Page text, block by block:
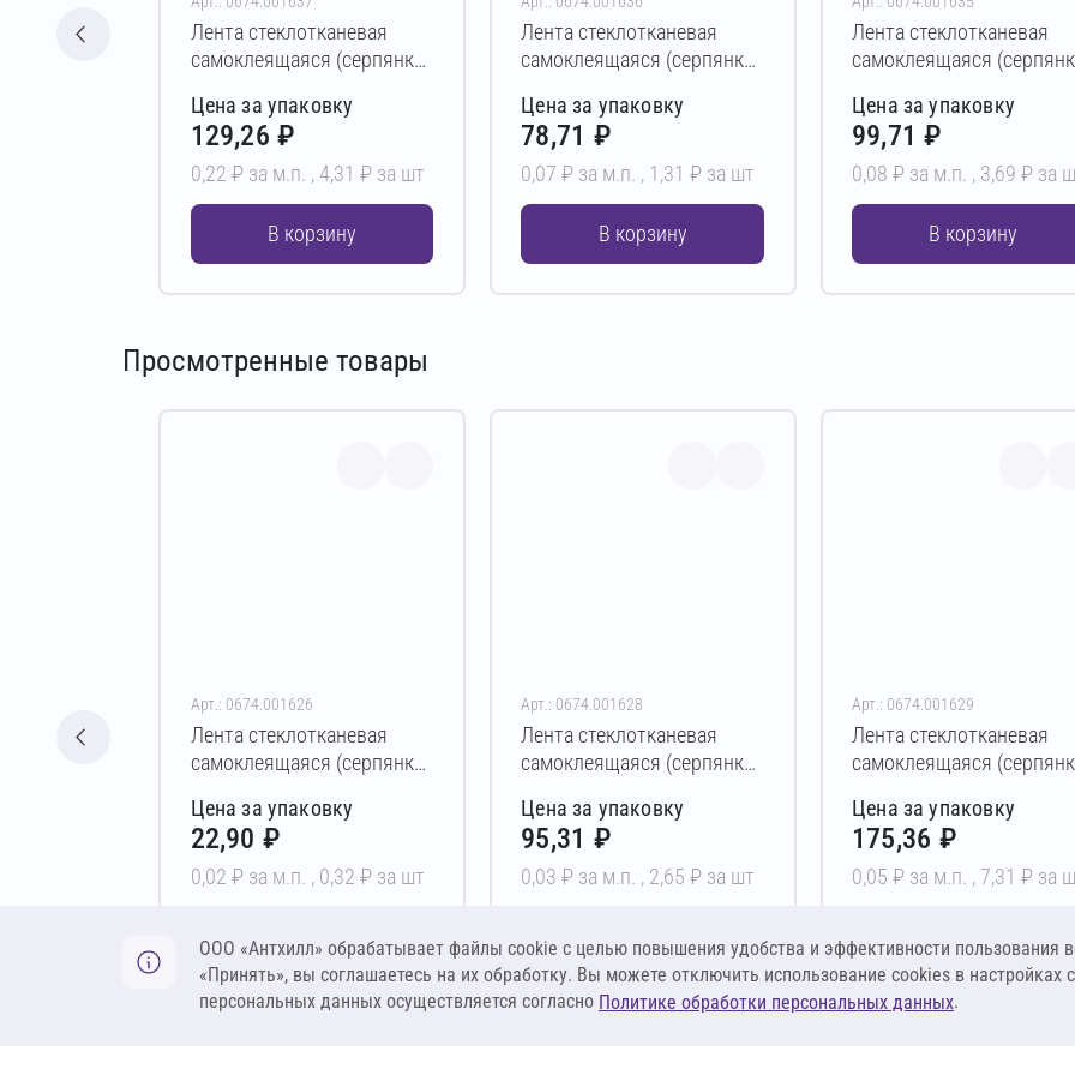
Лента стеклотканевая
самоклеящаяся (серпянка)
(3,2х3,2 мм)
Цена за упаковку
129,26 ₽
0,22 ₽ за м.п. ,4,31 ₽ за шт
В корзину
Лента стеклотканевая
самоклеящаяся (серпянка)
(3,2х3,2 мм)
Цена за упаковку
78,71 ₽
0,07 ₽ за м.п. , 1,31 ₽ за шт
В корзину
Лента стеклотканевая
самоклеящаяся
(3,2х3,2 мм)
Цена за упаковку
99,71 ₽
0,08 ₽ за м.п. , 3,69 ₽ за
В корзину
Просмотренные товары
Арт.: 0674.001626
Лента стеклотканевая
самоклеящаяся (серпянка)
(3,2х3,2 мм)
Цена за упаковку
22,90 ₽
0,02 ₽ за м.п. , 0,32 ₽ за шт
В корзину
Арт.: 0674.001628
Лента стеклотканевая
самоклеящаяся (серпянка)
(3,2х3,2 мм)
Цена за упаковку
95,31 ₽
0,03 ₽ за м.п. , 2,65 ₽ за шт
Арт.: 0674.001629
Лента стеклотканевая
самоклеящаяся
(3,2х3,2 мм)
Цена за упаковку
175,36 ₽
0,05 ₽ за м.п. , 7,31 ₽ за
ООО «Антхилл» обрабатывает файлы cookie c целью повышения удобства и эффективности пользования
«Принять», вы соглашаетесь на их обработку. Вы можете отключить использование cookies в настройках
персональных данных осуществляется согласно Политике обработки персональных данных.